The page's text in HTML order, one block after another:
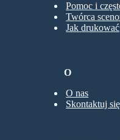
Pomoc i
Twórca
Jak drukować
O
O nas
Skontaktuj